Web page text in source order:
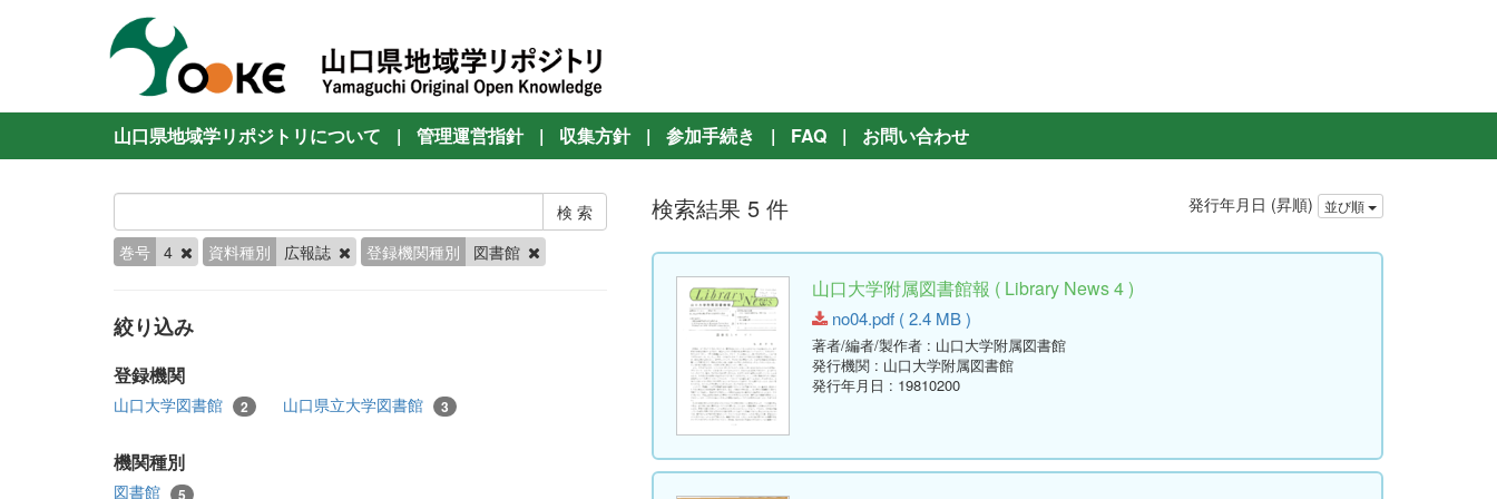
山口県地域学リポジトリについて | 管理運営指針 | 収集方針 | 参加手続き | FAQ | お問い合わせ
巻号 4 資料種別 広報誌 登録機関種別 図書館
絞り込み
登録機関
山口大学図書館 2 山口県立大学図書館 3
機関種別
図書館 5
検索結果 5 件 発行年月日 (昇順) 並び順
山口大学附属図書館報 ( Library News 4 )
no04.pdf ( 2.4 MB )
著者/編者/製作者 : 山口大学附属図書館
発行機関 : 山口大学附属図書館
発行年月日 : 19810200